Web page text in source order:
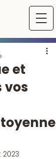
et
vos
2023